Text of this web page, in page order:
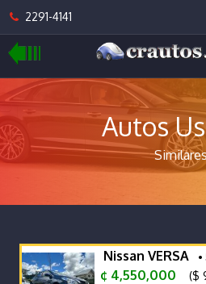
2291-4141
Autos
Similares
Nissan VERSA •
¢ 4,550,000
($